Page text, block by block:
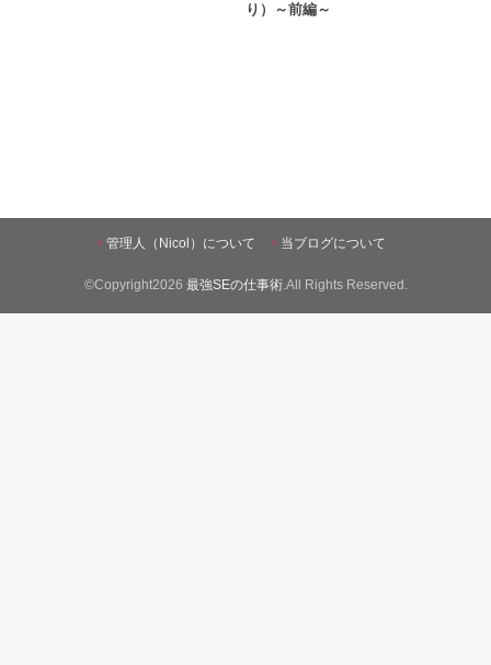
り）～前編～
管理人（Nicol）について 当ブログについて
©Copyright2026 最強SEの仕事術.All Rights Reserved.